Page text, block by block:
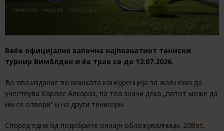
Веќе официјално започна најпознатиот тениски
турнир Вимблдон и ќе трае се до 12.07.2026.
Во ова издание во машката конкуренција за жал нема да
учествува Карлос Алкараз, па тоа значи дека „патот може да
им се отвори“ и на други тенисери.
Според една од подобрите онлајн обложувалници, 20Bet,